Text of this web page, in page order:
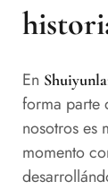
En
forma parte
nosotros es
momento